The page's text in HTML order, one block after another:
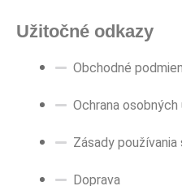
Užitočné odkazy
Obchodné
Ochrana osobných
Zásady
Doprava